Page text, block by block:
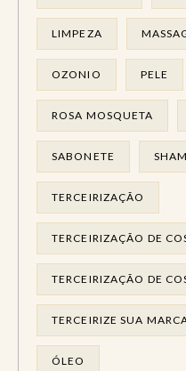
LIMPEZA
OZONIO PELE
ROSA MOSQUETA
SABONETE
TERCEIRIZAÇÃO
TERCEIRIZAÇÃO DE
TERCEIRIZAÇÃO DE
TERCEIRIZE SUA
ÓLEO